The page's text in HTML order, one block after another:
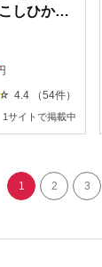
しひかり
ル袋）＼
コシヒカ
農園
4.4 （54件）
1サイトで掲載中
1 2 3